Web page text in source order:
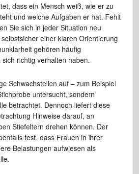
dass ein Mensch weiß, wie er zu
und welche Aufgaben er hat. Fehlt
Sie sich in jeder Situation neu
einer klaren Orientierung
gehören häufig
richtig verhalten haben.
Schwachstellen auf – zum Beispiel
untersucht, sondern
betrachtet. Dennoch liefert diese
Hinweise darauf, an
Stiefeltern drehen können. Der
fest, dass Frauen in ihrer
Belastungen aufwiesen als